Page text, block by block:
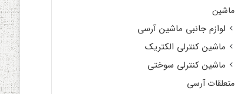
ماشین
لوازم جانبی ماشین آرسی
ماشین کنترلی الکتریک
ماشین کنترلی سوختی
متعلقات آرسی